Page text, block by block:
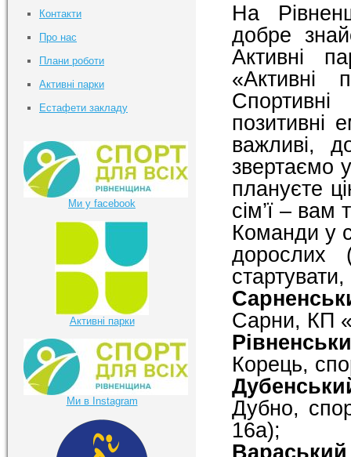
На
добре
Активні
«Активні
позитивні
важливі,
звертаємо
плануєте
сім’ї – вам
Команди у
дорослих
Сарни, КП
Корець,
Дубно,
16а);
Контакти
Про нас
Плани роботи
Активні парки
Естафети закладу
Ми у facebook
Активні парки
Ми в Instagram